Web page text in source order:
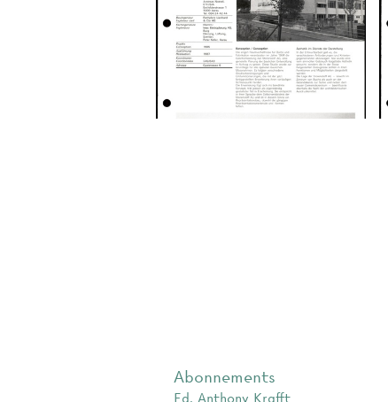
Abonnements
Ed. Anthony Krafft